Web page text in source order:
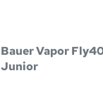
Bauer Vapor
Junior